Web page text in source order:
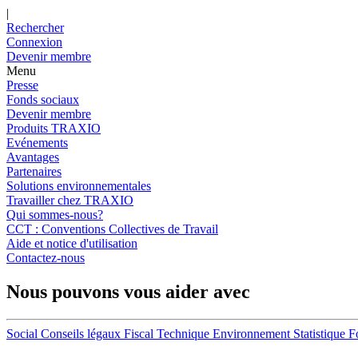
|
Rechercher
Connexion
Devenir membre
Menu
Presse
Fonds sociaux
Devenir membre
Produits TRAXIO
Evénements
Avantages
Partenaires
Solutions environnementales
Travailler chez TRAXIO
Qui sommes-nous?
CCT : Conventions Collectives de Travail
Aide et notice d'utilisation
Contactez-nous
Nous pouvons vous aider avec
Social Conseils légaux Fiscal Technique Environnement Statistique